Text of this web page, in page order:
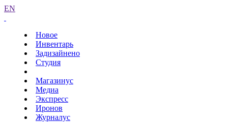
EN
Новое
Инвентарь
Задизайнено
Студия
Магазинус
Медиа
Экспресс
Иронов
Журналус